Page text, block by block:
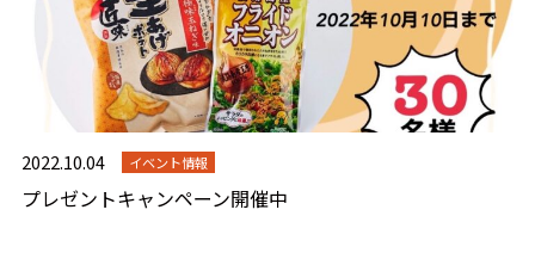
2022.10.04 イベント情報
プレゼントキャンペーン開催中